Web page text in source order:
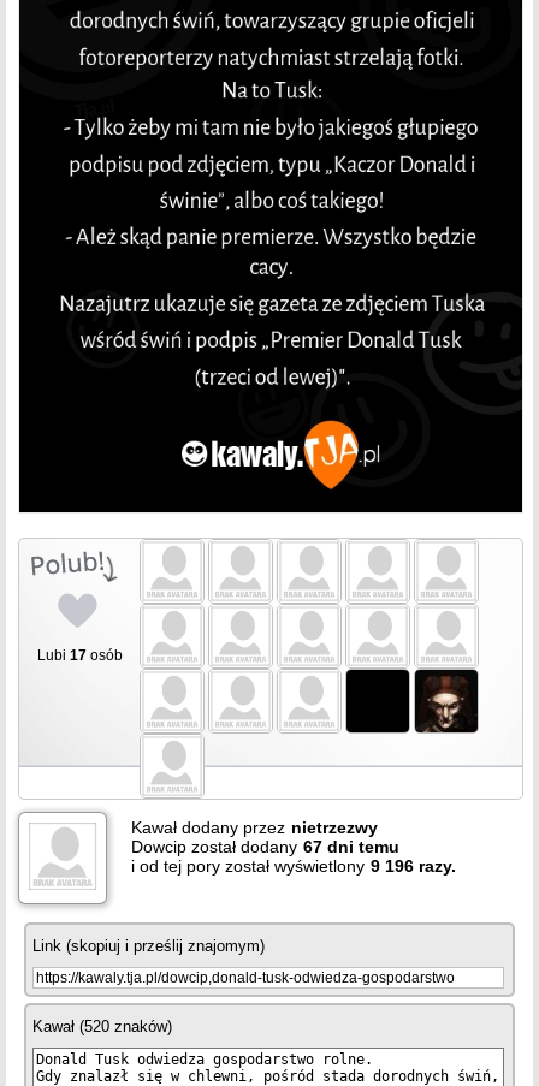
Lubi 17 osób
Kawał dodany przez nietrzezwy
Dowcip został dodany 67 dni temu
i od tej pory został wyświetlony 9 196 razy.
Link (skopiuj i prześlij znajomym)
Kawał (520 znaków)